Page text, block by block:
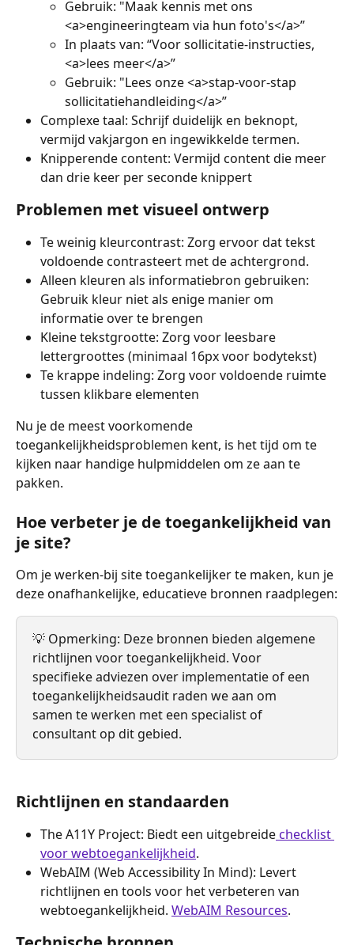
Gebruik: "Maak kennis met ons
<a>engineeringteam via hun foto's</a>”
In plaats van: “Voor sollicitatie-instructies,
<a>lees meer</a>”
Gebruik: "Lees onze <a>stap-voor-stap
sollicitatiehandleiding</a>”
Complexe taal: Schrijf duidelijk en beknopt,
vermijd vakjargon en ingewikkelde termen.
Knipperende content: Vermijd content die meer
dan drie keer per seconde knippert
Problemen met visueel ontwerp
Te weinig kleurcontrast: Zorg ervoor dat tekst
voldoende contrasteert met de achtergrond.
Alleen kleuren als informatiebron gebruiken:
Gebruik kleur niet als enige manier om
informatie over te brengen
Kleine tekstgrootte: Zorg voor leesbare
lettergroottes (minimaal 16px voor bodytekst)
Te krappe indeling: Zorg voor voldoende ruimte
tussen klikbare elementen
Nu je de meest voorkomende
toegankelijkheidsproblemen kent, is het tijd om te
kijken naar handige hulpmiddelen om ze aan te
pakken.
Hoe verbeter je de toegankelijkheid van
je site?
Om je werken-bij site toegankelijker te maken, kun je
deze onafhankelijke, educatieve bronnen raadplegen:
💡 Opmerking: Deze bronnen bieden algemene
richtlijnen voor toegankelijkheid. Voor
specifieke adviezen over implementatie of een
toegankelijkheidsaudit raden we aan om
samen te werken met een specialist of
consultant op dit gebied.
Richtlijnen en standaarden
The A11Y Project: Biedt een uitgebreide checklist
voor webtoegankelijkheid.
WebAIM (Web Accessibility In Mind): Levert
richtlijnen en tools voor het verbeteren van
webtoegankelijkheid. WebAIM Resources.